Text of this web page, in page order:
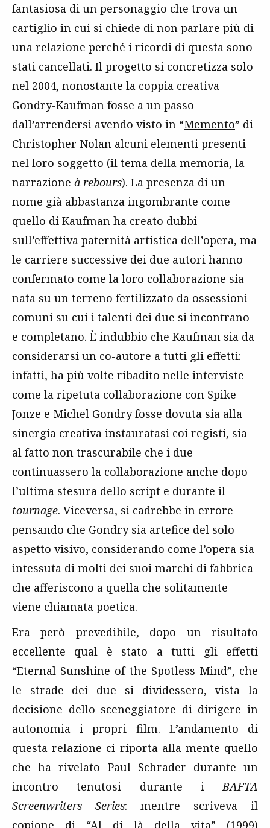
fantasiosa di un personaggio che trova un
cartiglio in cui si chiede di non parlare più di
una relazione perché i ricordi di questa sono
stati cancellati. Il progetto si concretizza solo
nel 2004, nonostante la coppia creativa
Gondry-Kaufman fosse a un passo
dall’arrendersi avendo visto in “Memento” di
Christopher Nolan alcuni elementi presenti
nel loro soggetto (il tema della memoria, la
narrazione à rebours). La presenza di un
nome già abbastanza ingombrante come
quello di Kaufman ha creato dubbi
sull’effettiva paternità artistica dell’opera, ma
le carriere successive dei due autori hanno
confermato come la loro collaborazione sia
nata su un terreno fertilizzato da ossessioni
comuni su cui i talenti dei due si incontrano
e completano. È indubbio che Kaufman sia da
considerarsi un co-autore a tutti gli effetti:
infatti, ha più volte ribadito nelle interviste
come la ripetuta collaborazione con Spike
Jonze e Michel Gondry fosse dovuta sia alla
sinergia creativa instauratasi coi registi, sia
al fatto non trascurabile che i due
continuassero la collaborazione anche dopo
l’ultima stesura dello script e durante il
tournage. Viceversa, si cadrebbe in errore
pensando che Gondry sia artefice del solo
aspetto visivo, considerando come l’opera sia
intessuta di molti dei suoi marchi di fabbrica
che afferiscono a quella che solitamente
viene chiamata poetica.
Era però prevedibile, dopo un risultato
eccellente qual è stato a tutti gli effetti
“Eternal Sunshine of the Spotless Mind”, che
le strade dei due si dividessero, vista la
decisione dello sceneggiatore di dirigere in
autonomia i propri film. L’andamento di
questa relazione ci riporta alla mente quello
che ha rivelato Paul Schrader durante un
incontro tenutosi durante i BAFTA
Screenwriters Series: mentre scriveva il
copione di “Al di là della vita” (1999)